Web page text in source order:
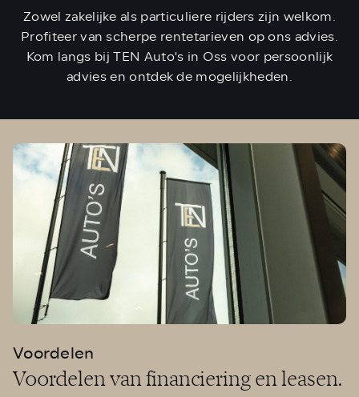
Zowel zakelijke als particuliere rijders zijn welkom.
Profiteer van scherpe rentetarieven op ons advies.
Kom langs bij TEN Auto's in Oss voor persoonlijk
advies en ontdek de mogelijkheden.
Voordelen
Voordelen van financiering en leasen.